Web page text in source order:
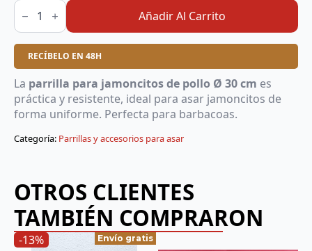
Parrilla
para
jamoncitos
de
pollo
Ø
30
cm
cantidad
Añadir Al Carrito
RECÍBELO EN 48H
La parrilla para jamoncitos de pollo Ø 30 cm es
práctica y resistente, ideal para asar jamoncitos de
forma uniforme. Perfecta para barbacoas.
Categoría: Parrillas y accesorios para asar
OTROS CLIENTES
TAMBIÉN COMPRARON
-13% Envío gratis